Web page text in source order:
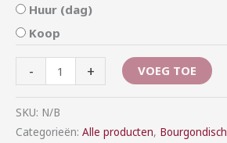
Huur (dag)
Koop
- + VOEG TOE
SKU: N/B
Categorieën: Alle producten, Bourgondisch